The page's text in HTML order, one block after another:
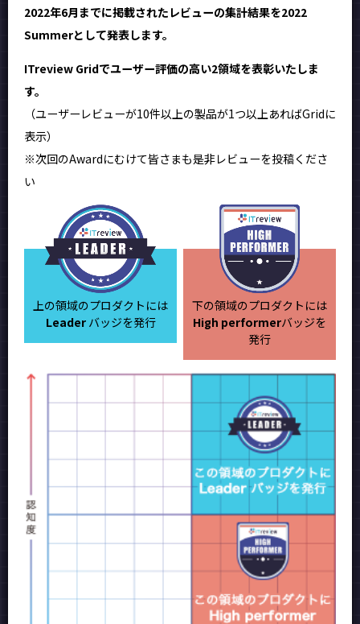
2022年6月までに掲載されたレビューの集計結果を2022
Summerとして発表します。
ITreview Gridでユーザー評価の高い2領域を表彰いたしま
す。
（ユーザーレビューが10件以上の製品が1つ以上あればGridに
表示）
※次回のAwardにむけて皆さまも是非レビューを投稿くださ
い
上の領域のプロダクトには
Leaderバッジを発行
下の領域のプロダクトには
High performerバッジを
発行